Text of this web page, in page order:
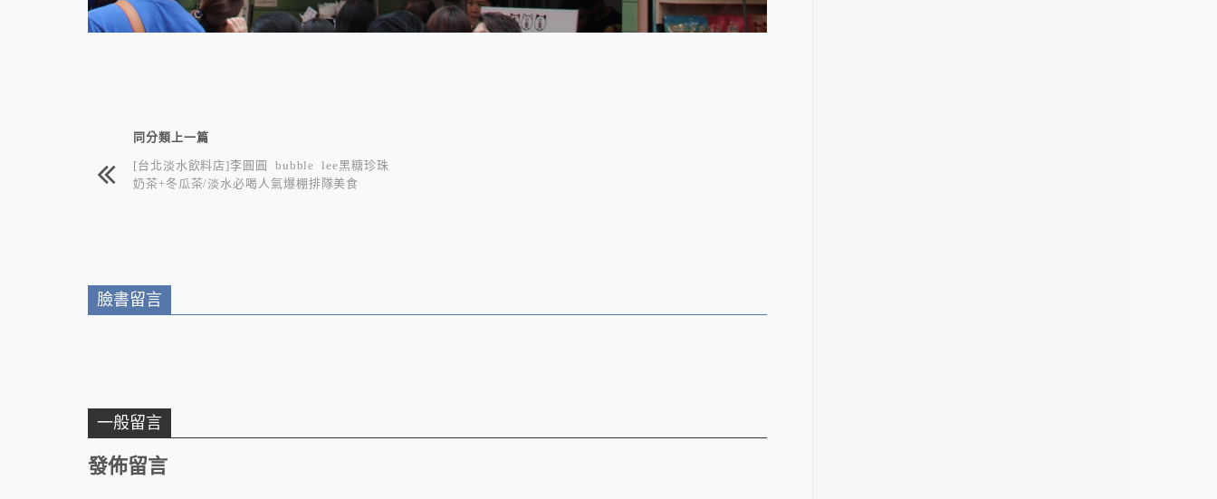
相連文章同分類上一篇
[台北淡水飲料店]李圓圓 bubble lee黑糖珍珠
奶茶+冬瓜茶/淡水必喝人氣爆棚排隊美食
臉書留言
一般留言
發佈留言